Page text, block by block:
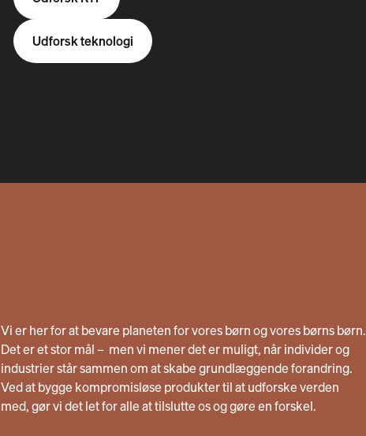
Udforsk teknologi
Vi er her for at bevare planeten for vores børn og vores børns børn.
Det er et stor mål – men vi mener det er muligt, når individer og
industrier står sammen om at skabe grundlæggende forandring.
Ved at bygge kompromisløse produkter til at udforske verden
med, gør vi det let for alle at tilslutte os og gøre en forskel.